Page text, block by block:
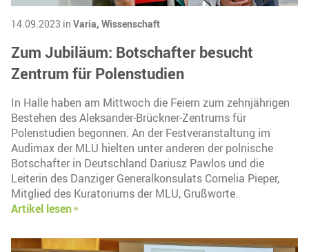
14.09.2023 in Varia, Wissenschaft
Zum Jubiläum: Botschafter besucht
Zentrum für Polenstudien
In Halle haben am Mittwoch die Feiern zum zehnjährigen
Bestehen des Aleksander-Brückner-Zentrums für
Polenstudien begonnen. An der Festveranstaltung im
Audimax der MLU hielten unter anderen der polnische
Botschafter in Deutschland Dariusz Pawlos und die
Leiterin des Danziger Generalkonsulats Cornelia Pieper,
Mitglied des Kuratoriums der MLU, Grußworte.
Artikel lesen